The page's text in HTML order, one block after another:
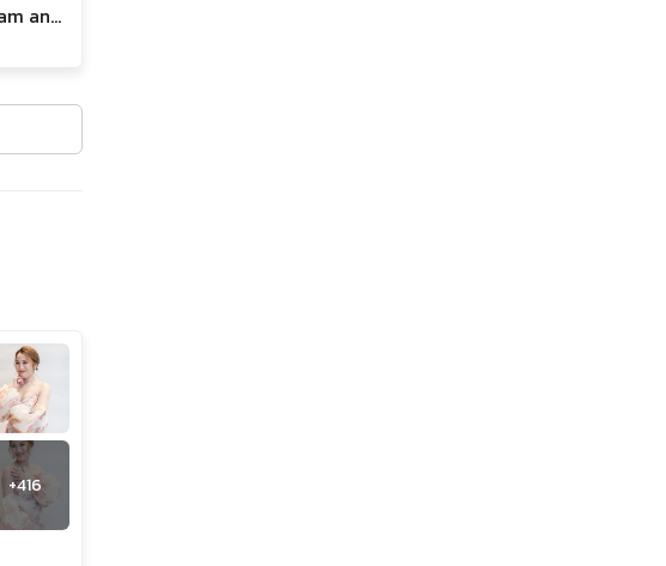
Engagement and Wedding of Khun Nam and Khun Leo
+416